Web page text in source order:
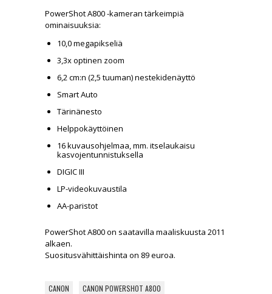
PowerShot A800 -kameran tärkeimpiä
ominaisuuksia:
10,0 megapikseliä
3,3x optinen zoom
6,2 cm:n (2,5 tuuman) nestekidenäyttö
Smart Auto
Tärinänesto
Helppokäyttöinen
16 kuvausohjelmaa, mm. itselaukaisu
kasvojentunnistuksella
DIGIC III
LP-videokuvaustila
AA-paristot
PowerShot A800 on saatavilla maaliskuusta 2011
alkaen.
Suositusvähittäishinta on 89 euroa.
CANON
CANON POWERSHOT A800